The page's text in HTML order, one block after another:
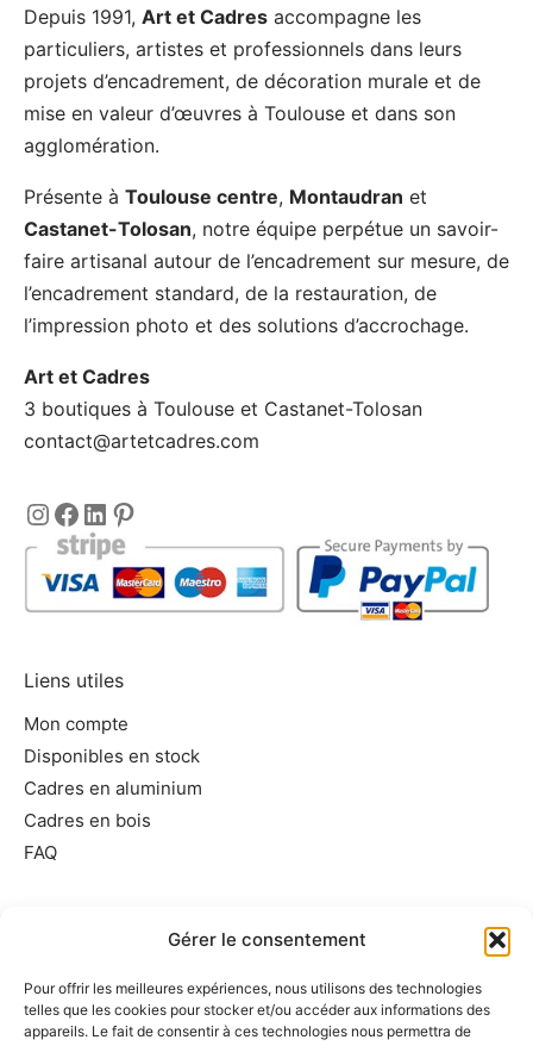
Gérer le consentement
Pour offrir les meilleures expériences, nous utilisons des technologies
telles que les cookies pour stocker et/ou accéder aux informations des
appareils. Le fait de consentir à ces technologies nous permettra de
Depuis 1991, Art et Cadres accompagne les
particuliers, artistes et professionnels dans leurs
projets d’encadrement, de décoration murale et de
mise en valeur d’œuvres à Toulouse et dans son
agglomération.
Présente à Toulouse centre, Montaudran et
Castanet-Tolosan, notre équipe perpétue un savoir-
faire artisanal autour de l’encadrement sur mesure, de
l’encadrement standard, de la restauration, de
l’impression photo et des solutions d’accrochage.
Art et Cadres
3 boutiques à Toulouse et Castanet-Tolosan
contact@artetcadres.com
Instagram
https://www.facebook.com/
LinkedIn
Pinterest
Liens utiles
Mon compte
Disponibles en stock
Cadres en aluminium
Cadres en bois
FAQ
Mentions légales
Politique de cookies